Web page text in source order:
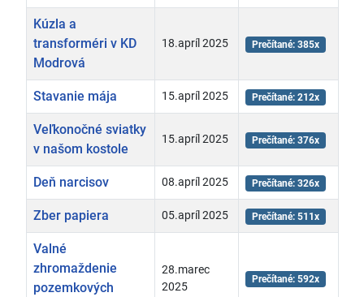
Kúzla a
transforméri v KD
Modrová
18.apríl 2025 Prečítané: 385x
Stavanie mája 15.apríl 2025 Prečítané: 212x
Veľkonočné sviatky
v našom kostole
15.apríl 2025 Prečítané: 376x
Deň narcisov 08.apríl 2025 Prečítané: 326x
Zber papiera 05.apríl 2025 Prečítané: 511x
Valné
zhromaždenie
pozemkových
28.marec
2025
Prečítané: 592x